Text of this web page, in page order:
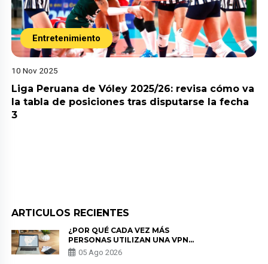
Entretenimiento
10 Nov 2025
Liga Peruana de Vóley 2025/26: revisa cómo va
la tabla de posiciones tras disputarse la fecha
3
ARTICULOS RECIENTES
¿POR QUÉ CADA VEZ MÁS
PERSONAS UTILIZAN UNA VPN
PARA PROTEGER SU
PRIVACIDAD?
05 Ago 2026